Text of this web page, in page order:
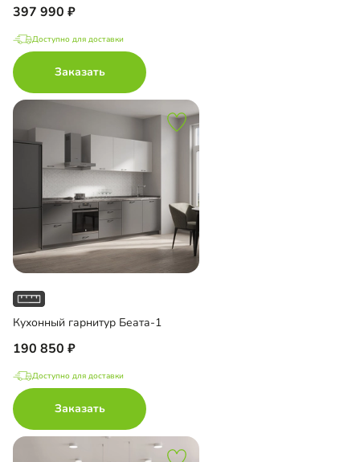
397 990
Доступно для доставки
Заказать
Кухонный гарнитур Беата-1
190 850
Доступно для доставки
Заказать